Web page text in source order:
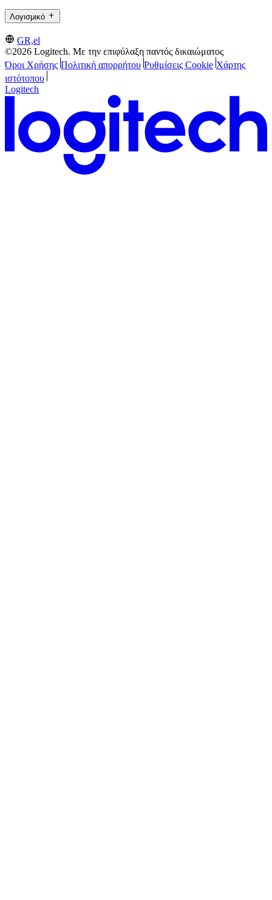
Λογισμικό
GR,el
©2026 Logitech. Με την επιφύλαξη παντός δικαιώματος
Όροι Χρήσης Πολιτική απορρήτου Ρυθμίσεις Cookie Χάρτης
ιστότοπου
Logitech